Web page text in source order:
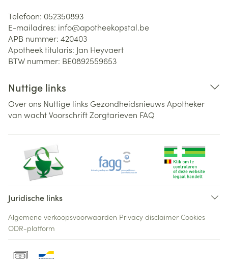
Telefoon: 052350893
E-mailadres: info@apotheekopstal.be
APB nummer: 420403
Apotheek titularis: Jan Heyvaert
BTW nummer: BE0892559653
Nuttige links
Over ons Nuttige links Gezondheidsnieuws Apotheker
van wachtVoorschriftZorgtarieven FAQ
Juridische links
Algemene verkoopsvoorwaarden Privacy disclaimer Cookies
ODR-platform